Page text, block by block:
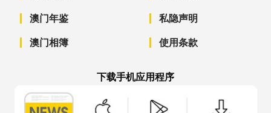
澳门年鉴
澳门相簿
私隐声明
使用条款
下载手机应用程序